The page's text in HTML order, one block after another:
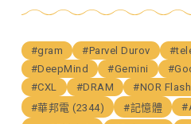
#gram #Parvel Durov
#DeepMind
#Gemini
#CXL
#DRAM #NOR Flash
#華邦電 (2344)
#記憶體